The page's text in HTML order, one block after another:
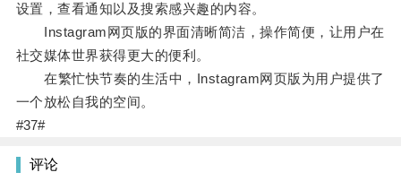
设置，查看通知以及搜索感兴趣的内容。
Instagram网页版的界面清晰简洁，操作简便，让用户在
社交媒体世界获得更大的便利。
在繁忙快节奏的生活中，Instagram网页版为用户提供了
一个放松自我的空间。
#37#
评论